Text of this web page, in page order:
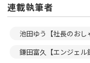
連載執筆者
池田ゆう【社長のおし
鎌田富久【エンジェル